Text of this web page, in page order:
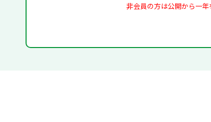
非会員の方は公開から一年